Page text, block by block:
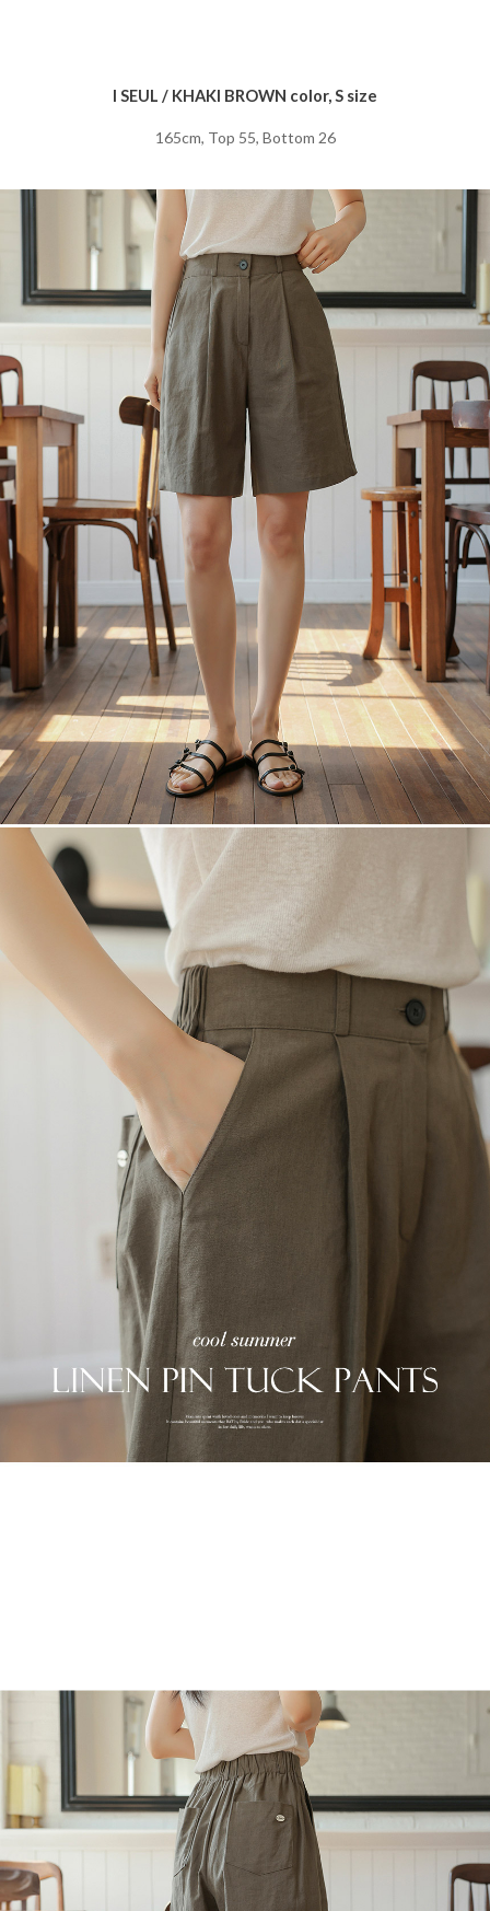
I SEUL / KHAKI BROWN color, S size
165cm, Top 55, Bottom 26